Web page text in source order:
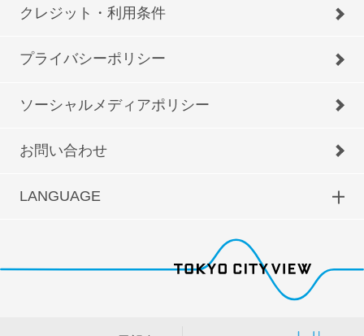
クレジット・利用条件
プライバシーポリシー
ソーシャルメディアポリシー
お問い合わせ
LANGUAGE